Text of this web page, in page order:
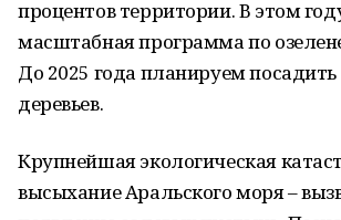
процентов территории. В этом
масштабная программа по
До 2025 года планируем
деревьев.
Крупнейшая экологическая
высыхание Аральского моря –